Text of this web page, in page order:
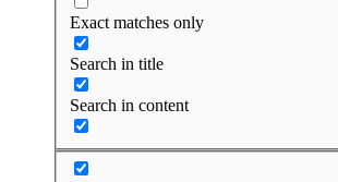
Exact matches only
Search in title
Search in content